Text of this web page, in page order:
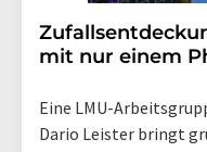
mit nur einem
Eine LMU-
Dario Leister bringt